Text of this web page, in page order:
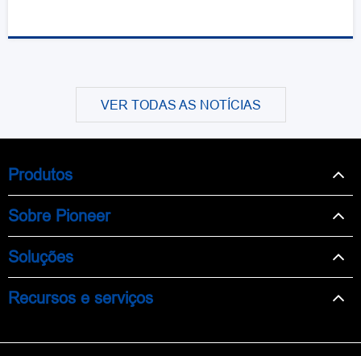
VER TODAS AS NOTÍCIAS
Produtos
Sobre Pioneer
Soluções
Recursos e serviços